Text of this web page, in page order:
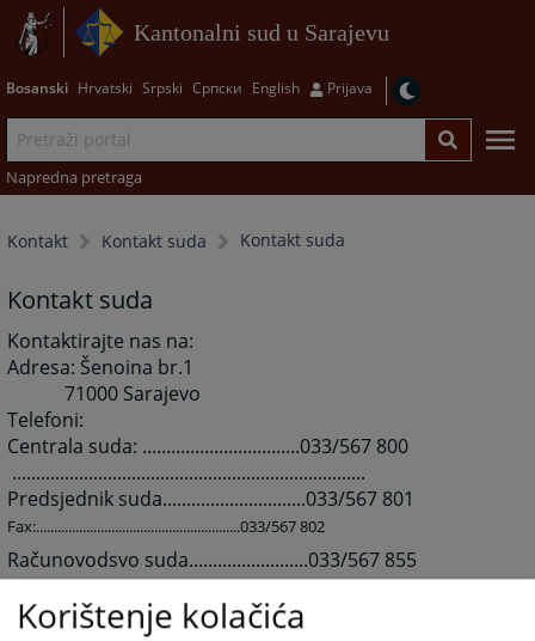
Kantonalni sud u Sarajevu
Bosanski Hrvatski Srpski Српски English Prijava
Napredna pretraga
Kontakt Kontakt suda Kontakt suda
Kontakt suda
Kontaktirajte nas na:
Adresa: Šenoina br.1
71000 Sarajevo
Telefoni:
Centrala suda: .................................033/567 800
..........................................................................
Predsjednik suda..............................033/567 801
Fax:.........................................................033/567 802
Računovodsvo suda.........................033/567 855
e-mail.......................ksud-sarajevo@pravosudje.ba
Korištenje kolačića